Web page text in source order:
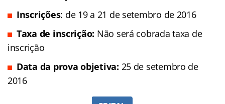
Inscrições: de 19 a 21 de setembro de 2016
Taxa de inscrição: Não será cobrada taxa de
inscrição
Data da prova objetiva: 25 de setembro de
2016